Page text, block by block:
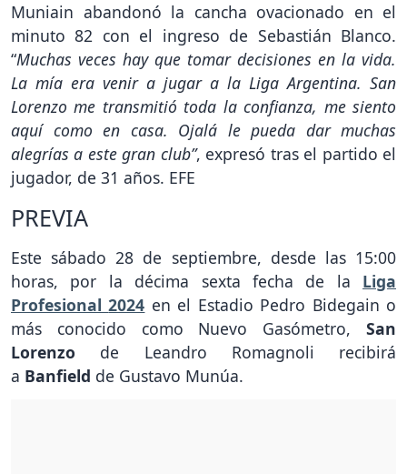
Muniain abandonó la cancha ovacionado en el
minuto 82 con el ingreso de Sebastián Blanco.
“Muchas veces hay que tomar decisiones en la vida.
La mía era venir a jugar a la Liga Argentina. San
Lorenzo me transmitió toda la confianza, me siento
aquí como en casa. Ojalá le pueda dar muchas
alegrías a este gran club”, expresó tras el partido el
jugador, de 31 años. EFE
PREVIA
Este sábado 28 de septiembre, desde las 15:00
horas, por la décima sexta fecha de la Liga
Profesional 2024 en el Estadio Pedro Bidegain o
más conocido como Nuevo Gasómetro, San
Lorenzo de Leandro Romagnoli recibirá
a Banfield de Gustavo Munúa.